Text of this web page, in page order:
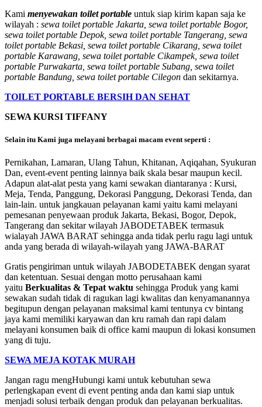
Kami menyewakan toilet portable untuk siap kirim kapan saja ke
wilayah : sewa toilet portable Jakarta, sewa toilet portable Bogor,
sewa toilet portable Depok, sewa toilet portable Tangerang, sewa
toilet portable Bekasi, sewa toilet portable Cikarang, sewa toilet
portable Karawang, sewa toilet portable Cikampek, sewa toilet
portable Purwakarta, sewa toilet portable Subang, sewa toilet
portable Bandung, sewa toilet portable Cilegon dan sekitarnya.
TOILET PORTABLE BERSIH DAN SEHAT
SEWA KURSI TIFFANY
Selain itu Kami juga melayani berbagai macam event seperti :
Pernikahan, Lamaran, Ulang Tahun, Khitanan, Aqiqahan, Syukuran
Dan, event-event penting lainnya baik skala besar maupun kecil.
Adapun alat-alat pesta yang kami sewakan diantaranya : Kursi,
Meja, Tenda, Panggung, Dekorasi Panggung, Dekorasi Tenda, dan
lain-lain. untuk jangkauan pelayanan kami yaitu kami melayani
pemesanan penyewaan produk Jakarta, Bekasi, Bogor, Depok,
Tangerang dan sekitar wilayah JABODETABEK termasuk
wialayah JAWA BARAT sehingga anda tidak perlu ragu lagi untuk
anda yang berada di wilayah-wilayah yang JAWA-BARAT
Gratis pengiriman untuk wilayah JABODETABEK dengan syarat
dan ketentuan. Sesuai dengan motto perusahaan kami
yaitu Berkualitas & Tepat waktu sehingga Produk yang kami
sewakan sudah tidak di ragukan lagi kwalitas dan kenyamanannya
begitupun dengan pelayanan maksimal kami tentunya cv bintang
jaya kami memiliki karyawan dan kru ramah dan rapi dalam
melayani konsumen baik di office kami maupun di lokasi konsumen
yang di tuju.
SEWA MEJA KOTAK MURAH
Jangan ragu mengHubungi kami untuk kebutuhan sewa
perlengkapan event di event penting anda dan kami siap untuk
menjadi solusi terbaik dengan produk dan pelayanan berkualitas.